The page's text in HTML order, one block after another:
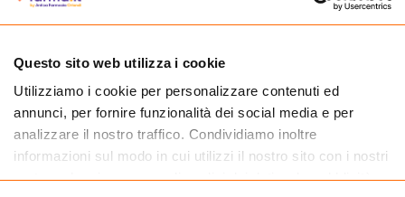
Questo sito web utilizza i cookie
Utilizziamo i cookie per personalizzare contenuti ed
annunci, per fornire funzionalità dei social media e per
analizzare il nostro traffico. Condividiamo inoltre
informazioni sul modo in cui utilizzi il nostro sito con i nostri
partner che si occupano di analisi dei dati web, pubblicità e
Cliccando il badge, puoi verificare che Farma.it è un'entità regolarmente
autorizzata dal Ministero della Salute a effettuare la vendita online di
medicinali.